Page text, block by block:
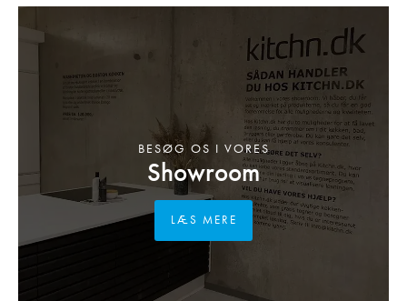
Showroom
BESØG OS I VORES
LÆS MERE